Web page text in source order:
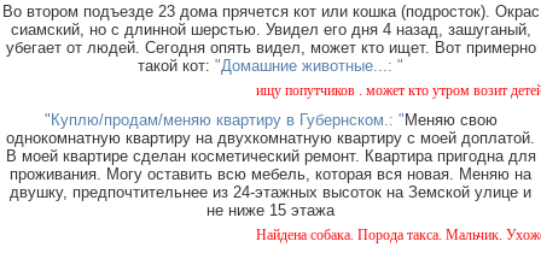
Во втором подъезде 23 дома прячется кот или кошка (подросток). Окрас
сиамский, но с длинной шерстью. Увидел его дня 4 назад, зашуганый,
убегает от людей. Сегодня опять видел, может кто ищет. Вот примерно
такой кот: "Домашние животные...: "
ищу попутчиков . может кто утром возит детей
"Куплю/продам/меняю квартиру в Губернском.: "Меняю свою
однокомнатную квартиру на двухкомнатную квартиру с моей доплатой.
В моей квартире сделан косметический ремонт. Квартира пригодна для
проживания. Могу оставить всю мебель, которая вся новая. Меняю на
двушку, предпочтительнее из 24-этажных высоток на Земской улице и
не ниже 15 этажа
Найдена собака. Порода такса. Мальчик.